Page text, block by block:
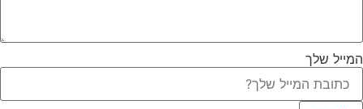
המייל שלך